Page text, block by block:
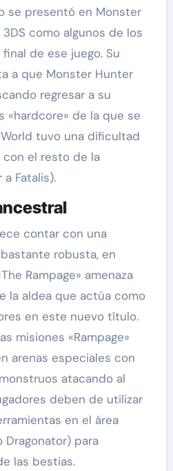
se presentó en Monster
como algunos de los
de ese juego. Su
a que Monster Hunter
regresar a su
«hardcore» de la que se
World tuvo una dificultad
con el resto de la
Fatalis).
contar con una
robusta, en
Rampage» amenaza
la aldea que actúa como
en este nuevo título.
misiones «Rampage»
arenas especiales con
atacando al
deben de utilizar
en el área
para
las bestias.